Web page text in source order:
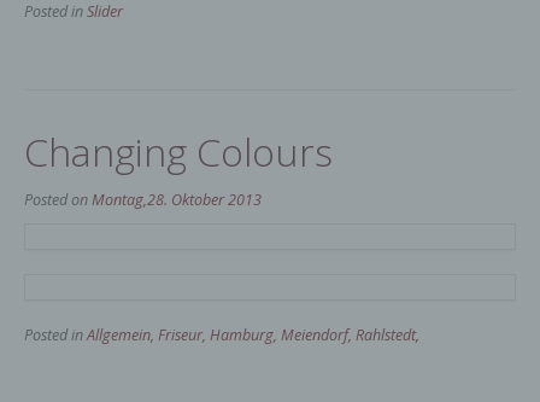
Posted inSlider
Changing Colours
Posted onMontag,28. Oktober 2013
Posted inAllgemein, Friseur, Hamburg, Meiendorf, Rahlstedt,